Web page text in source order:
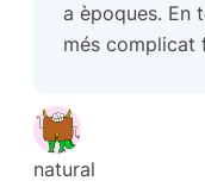
a èpoques. En
més complicat
natural